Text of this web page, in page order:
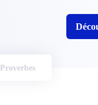
Proverbes